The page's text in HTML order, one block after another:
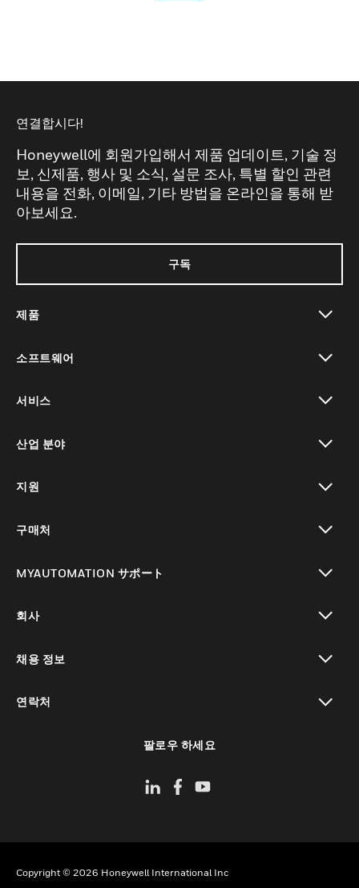
연결합시다!
Honeywell에 회원가입해서 제품 업데이트, 기술 정
보, 신제품, 행사 및 소식, 설문 조사, 특별 할인 관련
내용을 전화, 이메일, 기타 방법을 온라인을 통해 받
아보세요.
구독
제품
소프트웨어
서비스
산업 분야
지원
구매처
MYAUTOMATION サポート
회사
채용 정보
연락처
팔로우 하세요
Copyright © 2026 Honeywell International Inc